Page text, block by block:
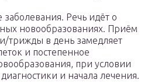
Речь идёт о
новообразованиях. Приём
трижды в день замедляет
и постепенное
при условии
и начала лечения.